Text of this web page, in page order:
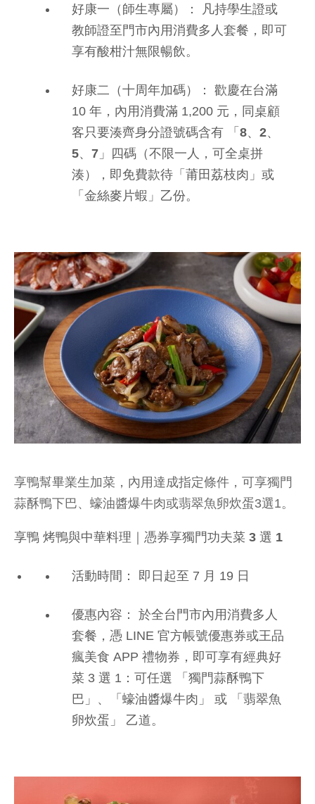
好康一（師生專屬）：
凡持學生證或
教師證至門市內用消費多人套餐，即可
享有酸柑汁無限暢飲。
好康二（十周年加碼）：
歡慶在台滿
10 年，內用消費滿 1,200 元，同桌顧
客只要湊齊身分證號碼含有
「8、2、
5、7」四碼 （不限一人，可全桌拼
湊），即免費款待「莆田荔枝肉」或
「金絲麥片蝦」乙份。
享鴨幫畢業生加菜，內用達成指定條件，可享獨門
蒜酥鴨下巴、蠔油醬爆牛肉或翡翠魚卵炊蛋3選1。
享鴨 烤鴨與中華料理｜憑券享獨門功夫菜 3 選 1
活動時間： 即日起至 7 月 19 日
優惠內容：
於全台門市內用消費多人
套餐，憑 LINE 官方帳號優惠券或王品
瘋美食 APP 禮物券，即可享有經典好
菜 3 選 1：可任選
「獨門蒜酥鴨下
巴」 、 「蠔油醬爆牛肉」 或
「翡翠魚
卵炊蛋」
乙道。